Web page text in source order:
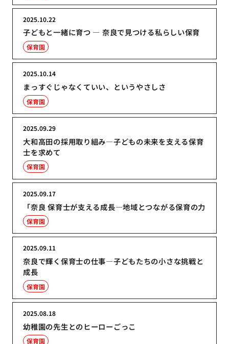
子どもと一緒に育つ ― 奈良で見つける私らしい保育
2025.10.22
保育園
まっすぐじゃなくていい、というやさしさ
2025.10.14
保育園
大和高田の採用取り組み―子どもの未来を支える保育
士を求めて
2025.09.29
保育園
「奈良 保育士が支える成長―地域とつながる保育の力
2025.09.17
保育園
奈良で輝く保育士の仕事―子どもたちの小さな挑戦と
成長
2025.09.11
保育園
幼稚園の先生とのヒーローごっこ
2025.08.18
保育園